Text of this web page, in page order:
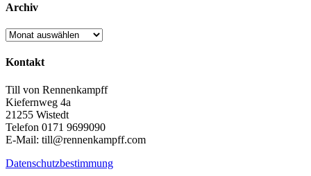
Archiv
Archiv
Kontakt
Till von Rennenkampff
Kiefernweg 4a
21255 Wistedt
Telefon 0171 9699090
E-Mail: till@rennenkampff.com
Datenschutzbestimmung